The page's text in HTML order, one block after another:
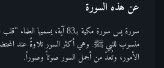
عن هذه السورة
سورة يس سورة مكية بـ83 آية،
منسوب للنبي ﷺ. وهي أكثر السور تلاوةً عند
الأمور، وتُعدّ من أجمل السور صوتاً وصوراً.